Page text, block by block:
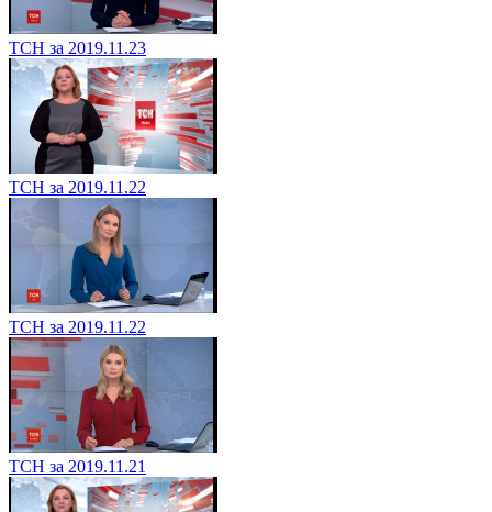
ТСН за 2019.11.23
ТСН за 2019.11.22
ТСН за 2019.11.22
ТСН за 2019.11.21